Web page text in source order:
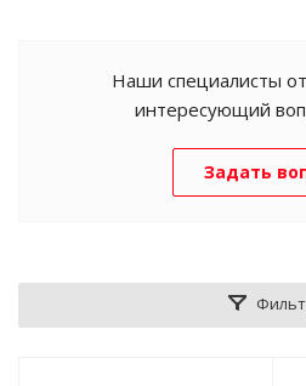
Наши специалисты
интересующий
Задать